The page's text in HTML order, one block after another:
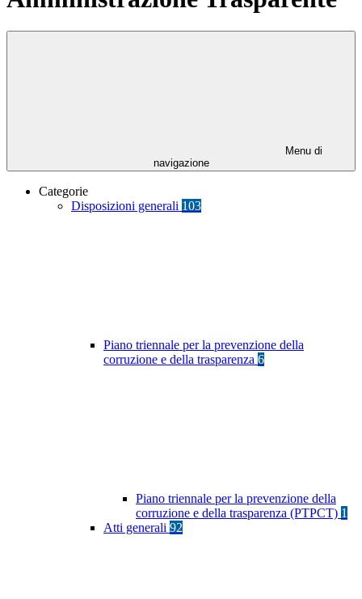
Menu di
navigazione
Categorie
Disposizioni generali 103
Piano triennale per la prevenzione della
corruzione e della trasparenza 6
Piano triennale per la prevenzione della
corruzione e della trasparenza (PTPCT) 1
Atti generali 92